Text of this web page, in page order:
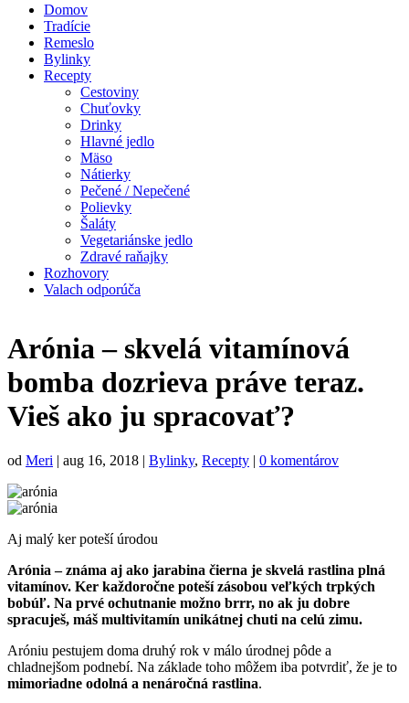
Domov
Tradície
Remeslo
Bylinky
Recepty
Cestoviny
Chuťovky
Drinky
Hlavné jedlo
Mäso
Nátierky
Pečené / Nepečené
Polievky
Šaláty
Vegetariánske jedlo
Zdravé raňajky
Rozhovory
Valach odporúča
Arónia – skvelá vitamínová
bomba dozrieva práve teraz.
Vieš ako ju spracovať?
od Meri aug 16, 2018 Bylinky, Recepty 0 komentárov
Aj malý ker poteší úrodou
Arónia – známa aj ako jarabina čierna je skvelá rastlina plná
vitamínov. Ker každoročne poteší zásobou veľkých trpkých
bobúľ. Na prvé ochutnanie možno brrr, no ak ju dobre
spracuješ, máš multivitamín unikátnej chuti na celú zimu.
Aróniu pestujem doma druhý rok v málo úrodnej pôde a
chladnejšom podnebí. Na základe toho môžem iba potvrdiť, že je to
mimoriadne odolná a nenáročná rastlina.